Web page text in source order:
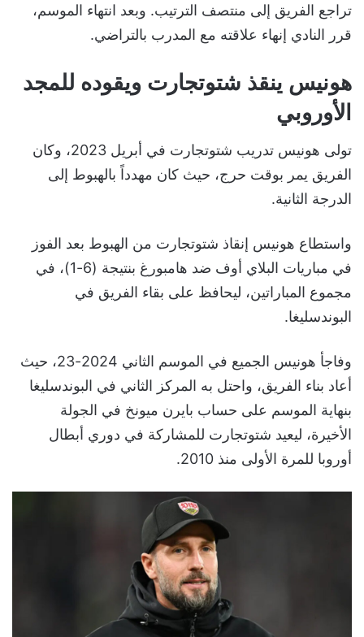
تراجع الفريق إلى منتصف الترتيب. وبعد انتهاء الموسم،
قرر النادي إنهاء علاقته مع المدرب بالتراضي.
هونيس ينقذ شتوتجارت ويقوده للمجد
الأوروبي
تولى هونيس تدريب شتوتجارت في أبريل 2023، وكان
الفريق يمر بوقت حرج، حيث كان مهدداً بالهبوط إلى
الدرجة الثانية.
واستطاع هونيس إنقاذ شتوتجارت من الهبوط بعد الفوز
في مباريات البلاي أوف ضد هامبورغ بنتيجة (6-1)، في
مجموع المباراتين، ليحافظ على بقاء الفريق في
البوندسليغا.
وفاجأ هونيس الجميع في الموسم الثاني 2024-23، حيث
أعاد بناء الفريق، واحتل به المركز الثاني في البوندسليغا
بنهاية الموسم على حساب بايرن ميونخ في الجولة
الأخيرة، ليعيد شتوتجارت للمشاركة في دوري أبطال
أوروبا للمرة الأولى منذ 2010.